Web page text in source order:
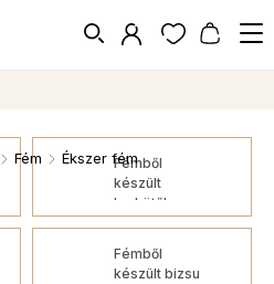
/ Fém / Ékszer fémFémből
készült
karkötők
Fémből
készült bizsu